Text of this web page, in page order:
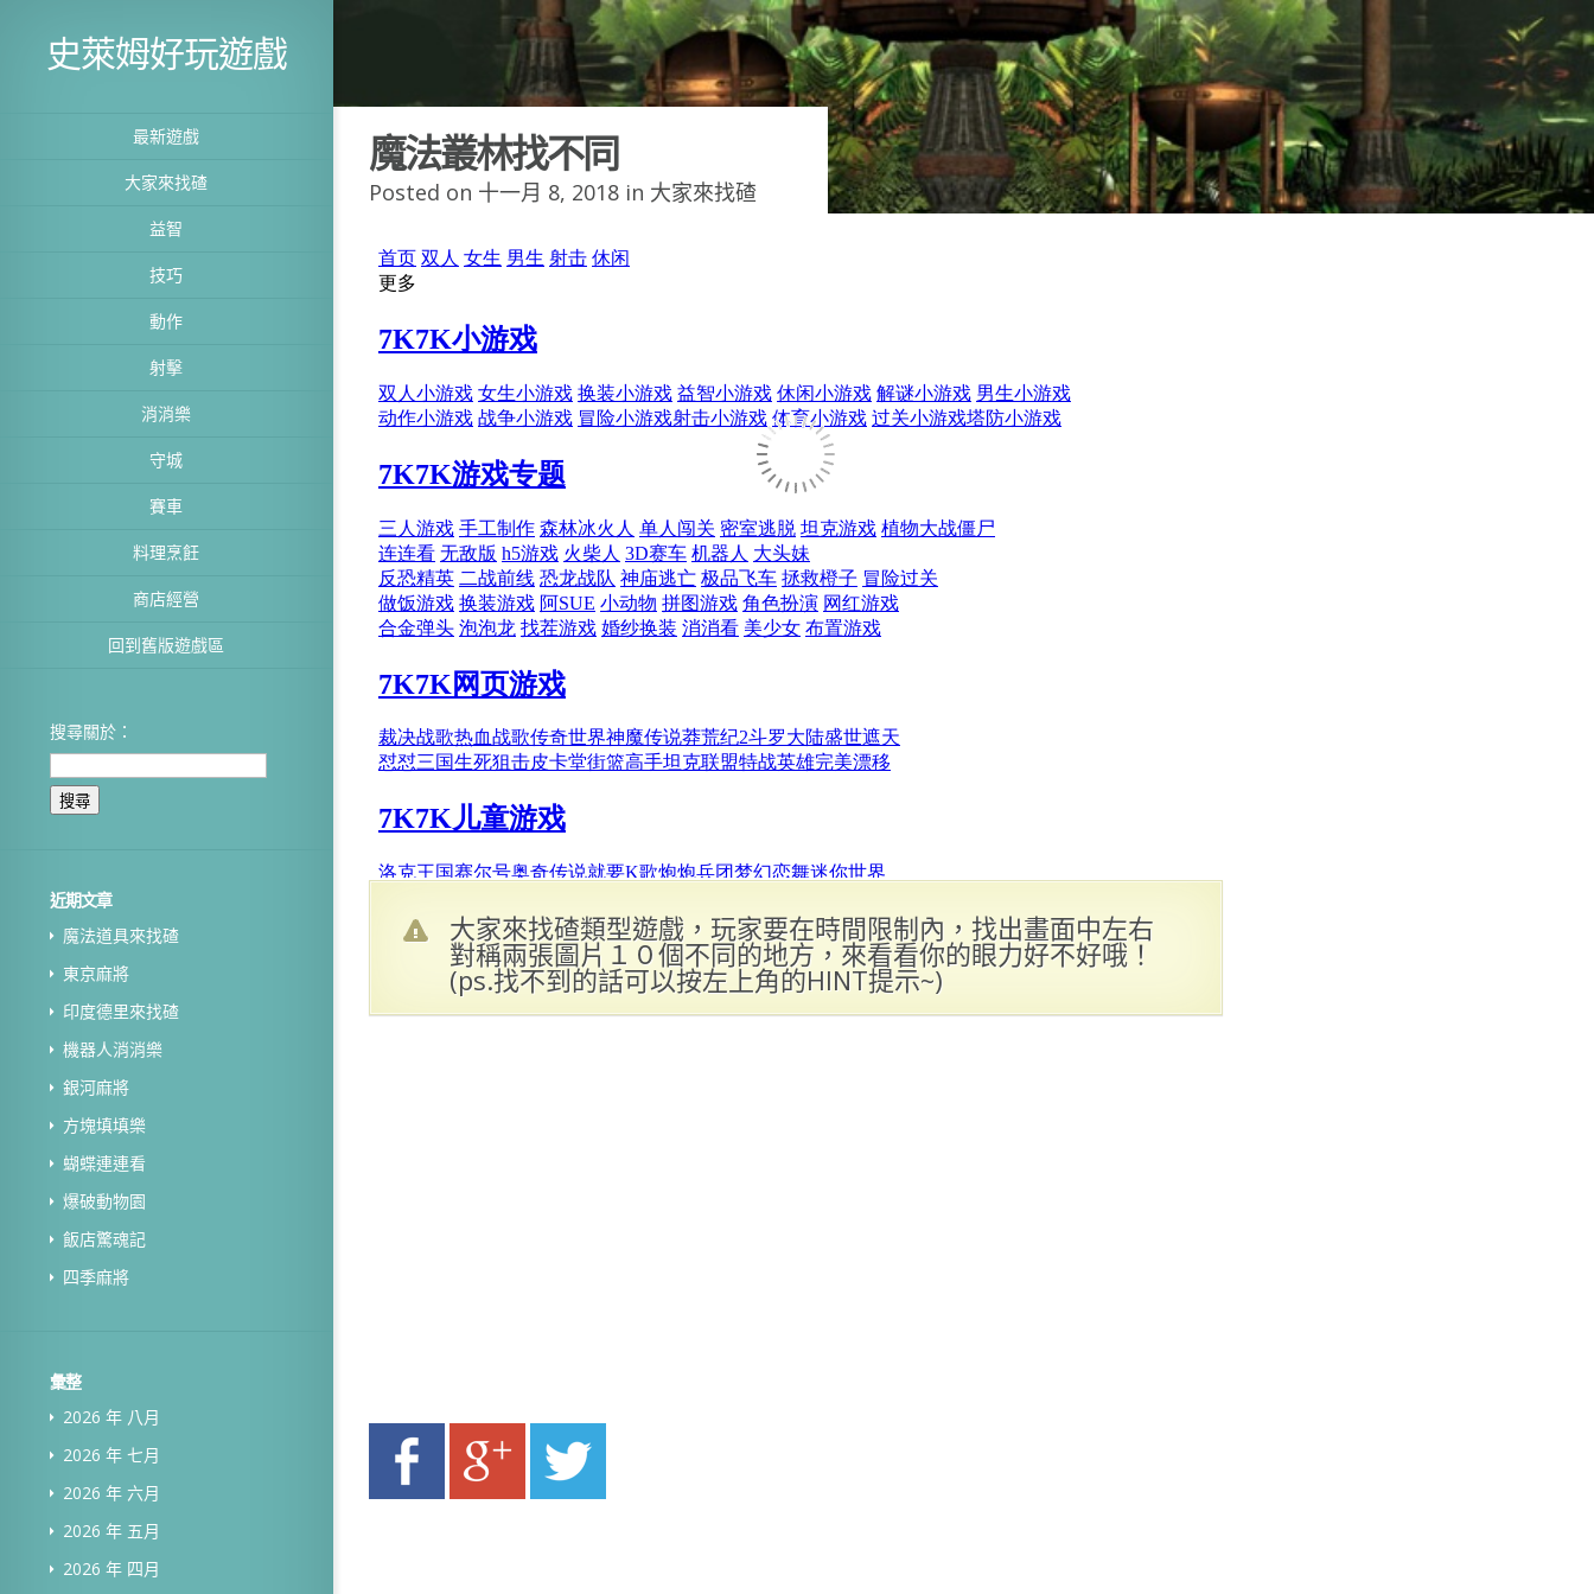
史萊姆好玩遊戲
最新遊戲
大家來找碴
益智
技巧
動作
射擊
消消樂
守城
賽車
料理烹飪
商店經營
回到舊版遊戲區
搜尋關於：
近期文章
魔法道具來找碴
東京麻將
印度德里來找碴
機器人消消樂
銀河麻將
方塊填填樂
蝴蝶連連看
爆破動物園
飯店驚魂記
四季麻將
彙整
2026 年 八月
2026 年 七月
2026 年 六月
2026 年 五月
2026 年 四月
魔法叢林找不同
Posted on 十一月 8, 2018 in 大家來找碴
大家來找碴類型遊戲，玩家要在時間限制內，找出畫面中左右
對稱兩張圖片１０個不同的地方，來看看你的眼力好不好哦！
(ps.找不到的話可以按左上角的HINT提示~)